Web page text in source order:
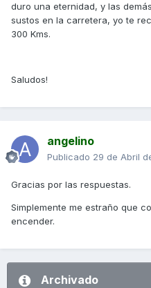
duro una eternidad, y las
sustos en la carretera, yo te
300 Kms.
Saludos!
angelino
Publicado 29 de Abril
Gracias por las respuestas.
Simplemente me estraño que
encender.
Archivado